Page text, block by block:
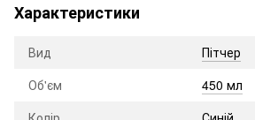
Характеристики
Вид
Пітчер
Об'єм
450 мл